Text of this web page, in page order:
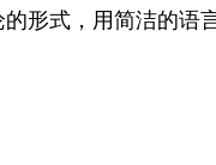
形式，用简洁的语